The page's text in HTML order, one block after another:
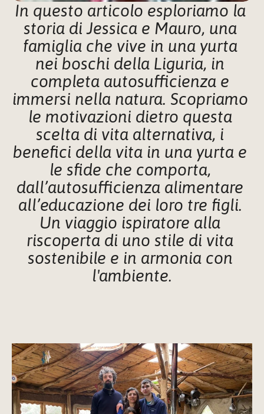
In questo articolo esploriamo la
storia di Jessica e Mauro, una
famiglia che vive in una yurta
nei boschi della Liguria, in
completa autosufficienza e
immersi nella natura. Scopriamo
le motivazioni dietro questa
scelta di vita alternativa, i
benefici della vita in una yurta e
le sfide che comporta,
dall’autosufficienza alimentare
all’educazione dei loro tre figli.
Un viaggio ispiratore alla
riscoperta di uno stile di vita
sostenibile e in armonia con
l'ambiente.